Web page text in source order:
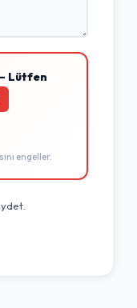
Lütfen
engeller.